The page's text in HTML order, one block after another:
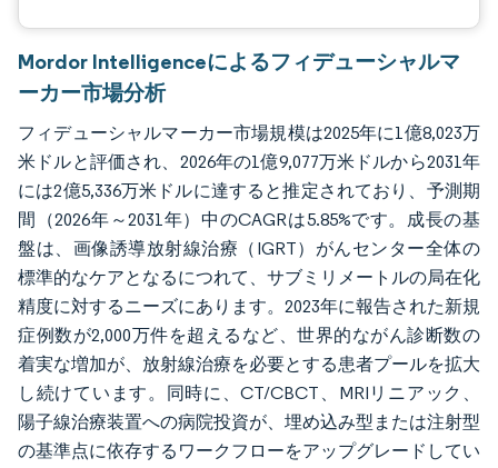
Mordor Intelligenceによるフィデューシャルマ
ーカー市場分析
フィデューシャルマーカー市場規模は2025年に1億8,023万
米ドルと評価され、2026年の1億9,077万米ドルから2031年
には2億5,336万米ドルに達すると推定されており、予測期
間（2026年～2031年）中のCAGRは5.85%です。成長の基
盤は、画像誘導放射線治療（IGRT）がんセンター全体の
標準的なケアとなるにつれて、サブミリメートルの局在化
精度に対するニーズにあります。2023年に報告された新規
症例数が2,000万件を超えるなど、世界的ながん診断数の
着実な増加が、放射線治療を必要とする患者プールを拡大
し続けています。同時に、CT/CBCT、MRIリニアック、
陽子線治療装置への病院投資が、埋め込み型または注射型
の基準点に依存するワークフローをアップグレードしてい